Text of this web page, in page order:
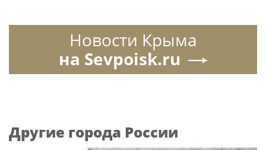
Новости Крыма
на Sevpoisk.ru
Другие города России